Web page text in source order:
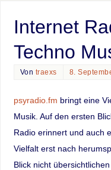
Internet
Techno
Von traexs 8.
psyradio.fm bringt eine
Musik. Auf den ersten
Radio erinnert und auch
Vielfalt erst nach
Blick nicht